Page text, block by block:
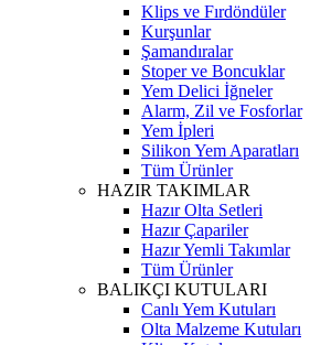
Klips ve Fırdöndüler
Kurşunlar
Şamandıralar
Stoper ve Boncuklar
Yem Delici İğneler
Alarm, Zil ve Fosforlar
Yem İpleri
Silikon Yem Aparatları
Tüm Ürünler
HAZIR TAKIMLAR
Hazır Olta Setleri
Hazır Çapariler
Hazır Yemli Takımlar
Tüm Ürünler
BALIKÇI KUTULARI
Canlı Yem Kutuları
Olta Malzeme Kutuları